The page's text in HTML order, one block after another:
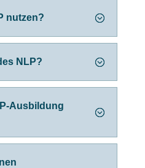
nutzen?
NLP?
Ausbildung